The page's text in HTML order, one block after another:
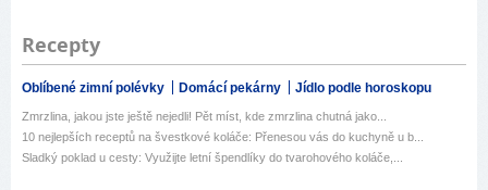
Recepty
Oblíbené zimní polévky Domácí pekárny Jídlo podle horoskopu
Zmrzlina, jakou jste ještě nejedli! Pět míst, kde zmrzlina chutná jako...
10 nejlepších receptů na švestkové koláče: Přenesou vás do kuchyně u b...
Sladký poklad u cesty: Využijte letní špendlíky do tvarohového koláče,...